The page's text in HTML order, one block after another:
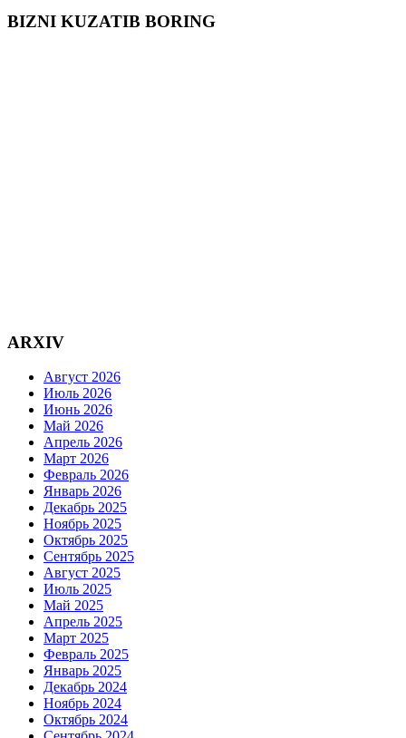
BIZNI KUZATIB BORING
ARXIV
Август 2026
Июль 2026
Июнь 2026
Май 2026
Апрель 2026
Март 2026
Февраль 2026
Январь 2026
Декабрь 2025
Ноябрь 2025
Октябрь 2025
Сентябрь 2025
Август 2025
Июль 2025
Май 2025
Апрель 2025
Март 2025
Февраль 2025
Январь 2025
Декабрь 2024
Ноябрь 2024
Октябрь 2024